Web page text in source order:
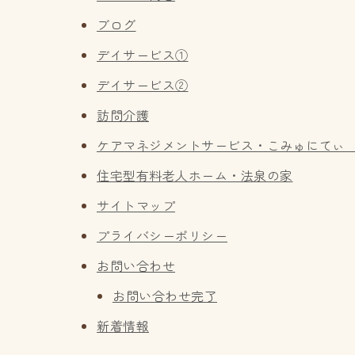
ブログ
デイサービス①
デイサービス②
訪問介護
ケアマネジメントサービス・こみゅにて
住宅型有料老人ホーム・法泉の家
サイトマップ
プライバシーポリシー
お問い合わせ
お問い合わせ完了
新着情報